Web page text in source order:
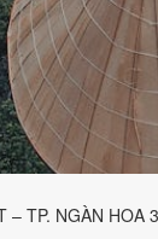
– TP. NGÀN HOA